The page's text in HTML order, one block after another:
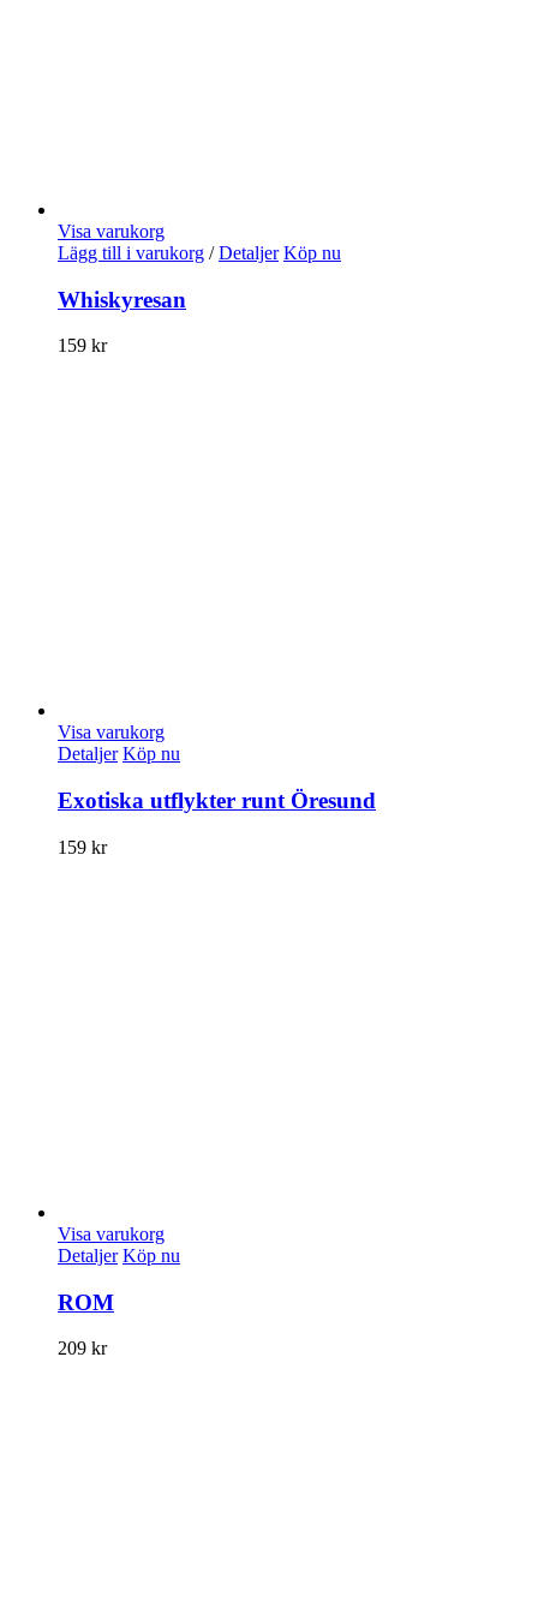
Visa varukorg
Lägg till i varukorg / Detaljer Köp nu
Whiskyresan
159 kr
Visa varukorg
Detaljer Köp nu
Exotiska utflykter runt Öresund
159 kr
Visa varukorg
Detaljer Köp nu
ROM
209 kr